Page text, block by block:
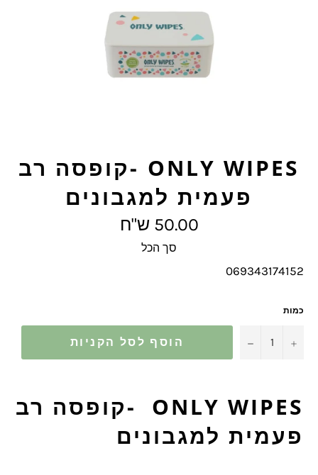
ONLY WIPES -קופסה רב
פעמית למגבונים
מחיר
מלא
50.00 ש"ח
סך הכל
069343174152
כמות
− + הוסף לסל הקניות
ONLY WIPES -קופסה רב
פעמית למגבונים